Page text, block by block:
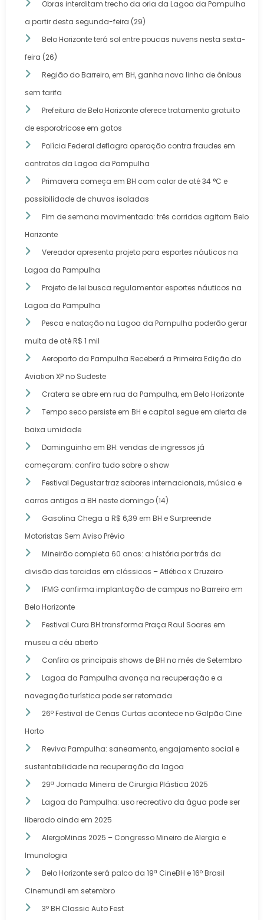
Obras interditam trecho da orla da Lagoa da Pampulha
a partir desta segunda-feira (29)
Belo Horizonte terá sol entre poucas nuvens nesta sexta-
feira (26)
Região do Barreiro, em BH, ganha nova linha de ônibus
sem tarifa
Prefeitura de Belo Horizonte oferece tratamento gratuito
de esporotricose em gatos
Polícia Federal deflagra operação contra fraudes em
contratos da Lagoa da Pampulha
Primavera começa em BH com calor de até 34 °C e
possibilidade de chuvas isoladas
Fim de semana movimentado: três corridas agitam Belo
Horizonte
Vereador apresenta projeto para esportes náuticos na
Lagoa da Pampulha
Projeto de lei busca regulamentar esportes náuticos na
Lagoa da Pampulha
Pesca e natação na Lagoa da Pampulha poderão gerar
multa de até R$ 1 mil
Aeroporto da Pampulha Receberá a Primeira Edição do
Aviation XP no Sudeste
Cratera se abre em rua da Pampulha, em Belo Horizonte
Tempo seco persiste em BH e capital segue em alerta de
baixa umidade
Dominguinho em BH: vendas de ingressos já
começaram: confira tudo sobre o show
Festival Degustar traz sabores internacionais, música e
carros antigos a BH neste domingo (14)
Gasolina Chega a R$ 6,39 em BH e Surpreende
Motoristas Sem Aviso Prévio
Mineirão completa 60 anos: a história por trás da
divisão das torcidas em clássicos – Atlético x Cruzeiro
IFMG confirma implantação de campus no Barreiro em
Belo Horizonte
Festival Cura BH transforma Praça Raul Soares em
museu a céu aberto
Confira os principais shows de BH no mês de Setembro
Lagoa da Pampulha avança na recuperação e a
navegação turística pode ser retomada
26º Festival de Cenas Curtas acontece no Galpão Cine
Horto
Reviva Pampulha: saneamento, engajamento social e
sustentabilidade na recuperação da lagoa
29ª Jornada Mineira de Cirurgia Plástica 2025
Lagoa da Pampulha: uso recreativo da água pode ser
liberado ainda em 2025
AlergoMinas 2025 – Congresso Mineiro de Alergia e
Imunologia
Belo Horizonte será palco da 19ª CineBH e 16º Brasil
Cinemundi em setembro
3º BH Classic Auto Fest